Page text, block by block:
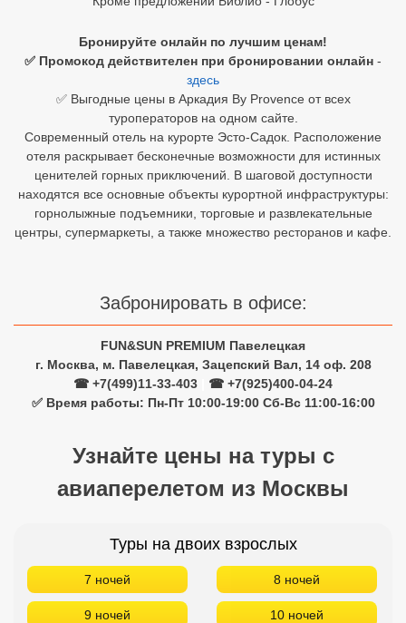
Бронируйте онлайн по лучшим ценам!
✅ Промокод действителен при бронировании онлайн -
здесь
✅ Выгодные цены в Аркадия By Provence от всех
туроператоров на одном сайте.
Современный отель на курорте Эсто-Садок. Расположение
отеля раскрывает бесконечные возможности для истинных
ценителей горных приключений. В шаговой доступности
находятся все основные объекты курортной инфраструктуры:
горнолыжные подъемники, торговые и развлекательные
центры, супермаркеты, а также множество ресторанов и кафе.
Забронировать в офисе:
FUN&SUN PREMIUM Павелецкая
г. Москва, м. Павелецкая, Зацепский Вал, 14 оф. 208
☎ +7(499)11-33-403
☎ +7(925)400-04-24
✅ Время работы: Пн-Пт 10:00-19:00 Сб-Вс 11:00-16:00
Узнайте цены на туры с
авиаперелетом из Москвы
Туры на двоих взрослых
7 ночей 8 ночей
9 ночей 10 ночей
Куба
Шри Ланка
Бали
Вьетнам
Хайнань
Занзибар
Абхазия
Большой Сочи
ТОП 10 лучших отелей 5*
ТОП 10 недорогих отелей